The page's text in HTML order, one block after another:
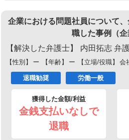
企業における問題社員について
職した事例（企
【解決した弁護士】
内田拓志 弁
【性別】 ー 【年齢】 ー 【立場/役職】 会
退職勧奨 労働一般
獲得した金額/利益
金銭支払いなしで
退職